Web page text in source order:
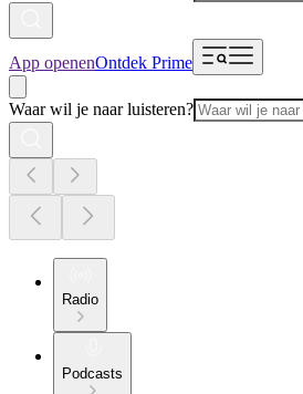
App openenOntdek Prime
Waar wil je naar luisteren?
Radio
Podcasts